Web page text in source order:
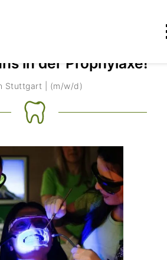
in der Prophylaxe!
Stuttgart | (m/w/d)